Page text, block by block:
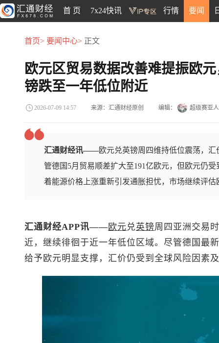
首 页 7x24快讯 行情 要闻
首页> 要闻中心> 正文
欧元区贸易数据改善难提振欧
镑跌至一年低位附近
2026-07-09 14:57 来源：汇通财经原创 编辑： 超级赛亚人
汇通财经讯——欧元兑英镑周四维持低位震荡，
管德国5月贸易顺差扩大至191亿欧元，但欧元仍
着能源价格上涨重新引发通胀担忧，市场继续评
汇通财经APP讯——欧元兑英镑周四亚洲交易
近，继续徘徊于近一年低位区域。尽管德国最
给予欧元明显支撑，汇价仍受到全球风险因素